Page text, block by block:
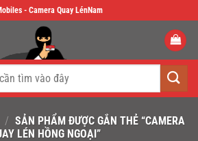
- Camera Quay LénNam
/ SẢN PHẨM ĐƯỢC GẮN THẺ “CAMERA
LÉN HỒNG NGOẠI”